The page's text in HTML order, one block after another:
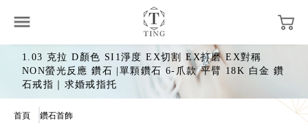
1.03 克拉 D顏色 SI1淨度 EX切割 EX打磨 EX對稱
NON螢光反應 鑽石 |單顆鑽石 6-爪款 平臂 18K 白金 鑽
石戒指｜求婚戒指托
首頁 鑽石首飾